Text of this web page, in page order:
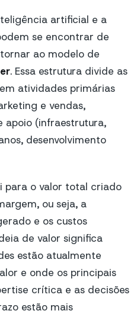
artificial e a
se encontrar de
ao modelo de
. Essa estrutura divide as
atividades primárias
e vendas,
apoio (infraestrutura,
desenvolvimento
para o valor total criado
ou seja, a
e os custos
de valor significa
estão atualmente
e onde os principais
crítica e as decisões
estão mais